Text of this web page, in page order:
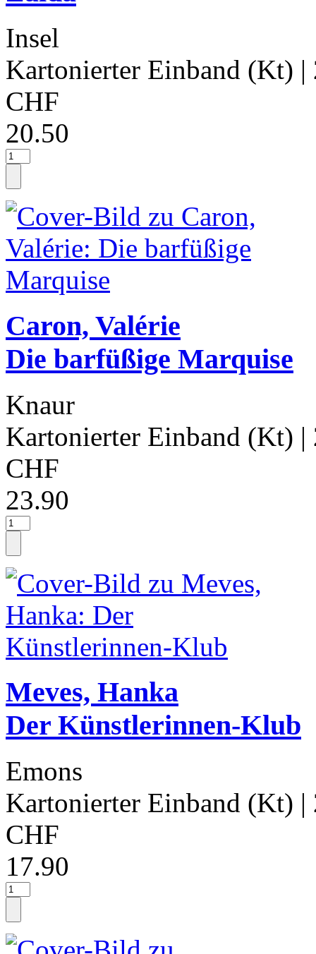
Insel
Kartonierter Einband (Kt) |
CHF
20.50
Caron, Valérie
Die barfüßige Marquise
Knaur
Kartonierter Einband (Kt) |
CHF
23.90
Meves, Hanka
Der Künstlerinnen-Klub
Emons
Kartonierter Einband (Kt) |
CHF
17.90